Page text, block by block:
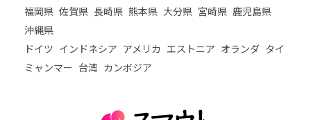
福岡県 佐賀県 長崎県 熊本県 大分県 宮崎県 鹿児島県
沖縄県
ドイツ インドネシア アメリカ エストニア オランダ タイ
ミャンマー 台湾 カンボジア